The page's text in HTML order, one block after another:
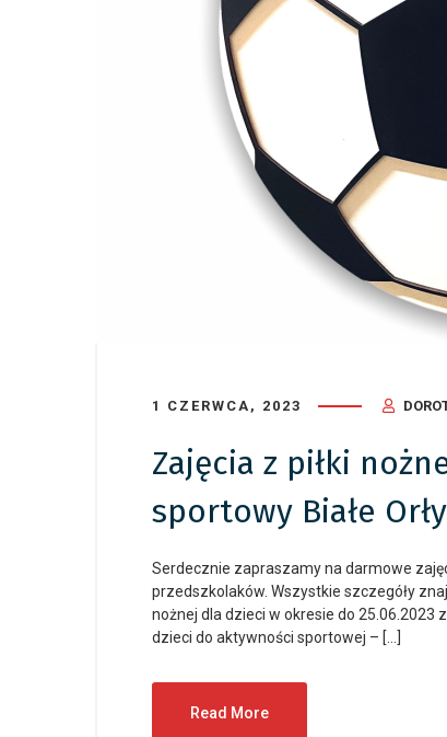
1 CZERWCA, 2023
Zajęcia z piłki
sportowy Białe Orły
Serdecznie zapraszamy na darmowe
przedszkolaków. Wszystkie szczegóły
nożnej dla dzieci w okresie do 25.06.2023
dzieci do aktywności sportowej – […]
Read More